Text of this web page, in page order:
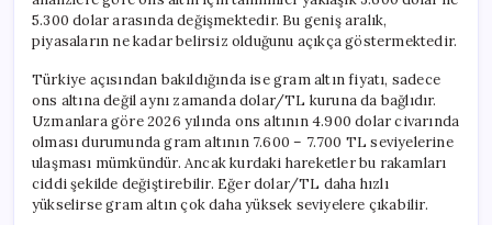
5.300 dolar arasında değişmektedir. Bu geniş aralık,
piyasaların ne kadar belirsiz olduğunu açıkça göstermektedir.
Türkiye açısından bakıldığında ise gram altın fiyatı, sadece
ons altına değil aynı zamanda dolar/TL kuruna da bağlıdır.
Uzmanlara göre 2026 yılında ons altının 4.900 dolar civarında
olması durumunda gram altının 7.600 – 7.700 TL seviyelerine
ulaşması mümkündür. Ancak kurdaki hareketler bu rakamları
ciddi şekilde değiştirebilir. Eğer dolar/TL daha hızlı
yükselirse gram altın çok daha yüksek seviyelere çıkabilir.